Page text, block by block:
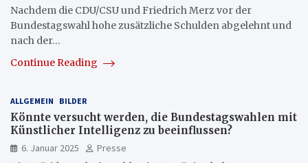
Nachdem die CDU/CSU und Friedrich Merz vor der
Bundestagswahl hohe zusätzliche Schulden abgelehnt und
nach der…
Continue Reading
ALLGEMEIN BILDER
Könnte versucht werden, die Bundestagswahlen mit
Künstlicher Intelligenz zu beeinflussen?
6. Januar 2025
Presse